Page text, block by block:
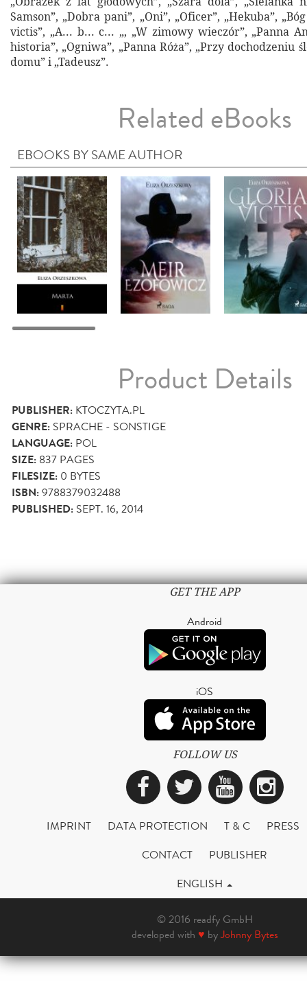
Samson”, „Dobra pani”, „Oni”, „Oficer”, „Hekuba”,
victis”, „A... b... c... „, „W zimowy wieczór”, „Panna
historia”, „Ogniwa”, „Panna Róża”, „Przy dochodzeniu
domu” i „Tadeusz”.
Related eBooks
EBOOKS BY SAME AUTHOR
Product Details
PUBLISHER: KTOCZYTA.PL
GENRE: SPRACHE - SONSTIGE
LANGUAGE: POL
SIZE: 837 PAGES
FILESIZE: 0 BYTES
ISBN:9788379032488
PUBLISHED: SEPT. 16, 2014
GET THE APP
Android
iOS
FOLLOW US
Facebook
Twitter
IMPRINT DATA PROTECTION T & C
PRESS
CONTACT
PUBLISHER
ENGLISH
© 2016 readfy GmbH
developed with ♥ byJohnny Bytes